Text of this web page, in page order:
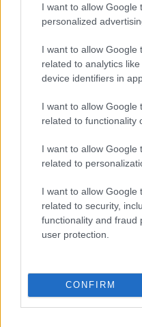
I want to allow Google
personalized
I want to allow Google
related to analytics
device identifiers in
I want to allow Google
related to functionality
I want to allow Google
related to
I want to allow Google
related to security,
functionality and fraud
user protection.
CONFIRM
Είδος Υετού Δεν υπάρχει
Σημείο δρόσου 0 °C
Ηλιακή ακτινοβολία
0 W/m²
Αίσθηση 29° Άνεμος2 bf
Ανατολικός-
Ριπή Ανέμου 2 bf
Νεφοκάλυψη 0 %
Ορατότητα 0 km
48 %
0.0 mm/hr
1013 hPa
Ηλιακή ακτινοβολία